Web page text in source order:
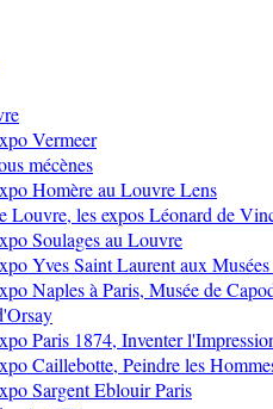
Vermeer
mécènes
Homère au Louvre Lens
Louvre, les expos Léonard de
Soulages au Louvre
Yves Saint Laurent aux
Naples à Paris, Musée de
Paris 1874, Inventer
Caillebotte, Peindre les
Sargent Eblouir Paris